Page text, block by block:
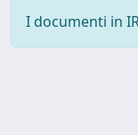
I documenti in